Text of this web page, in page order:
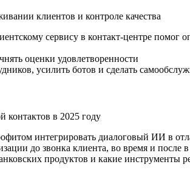
клиентов и контроле качества
сервису в контакт-центре помог
оценки удовлетворенности
усилить ботов и сделать
контактов в 2025 году
интегрировать диалоговый ИИ в
до звонка клиента, во время и
продуктов и какие инструменты